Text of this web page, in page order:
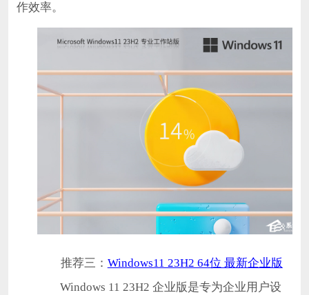
作效率。
推荐三： Windows11 23H2 64位 最新企业版
Windows 11 23H2 企业版是专为企业用户设